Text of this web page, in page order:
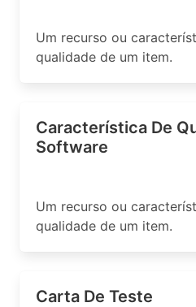
Um recurso ou
qualidade de um item.
Característica De
Software
Um recurso ou
qualidade de um item.
Carta De Teste